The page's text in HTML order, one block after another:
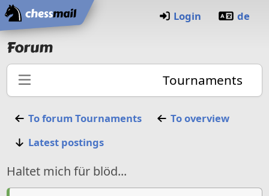
Home
Login de
Forum
Tournaments
To forum Tournaments
To overview
Latest postings
Haltet mich für blöd...